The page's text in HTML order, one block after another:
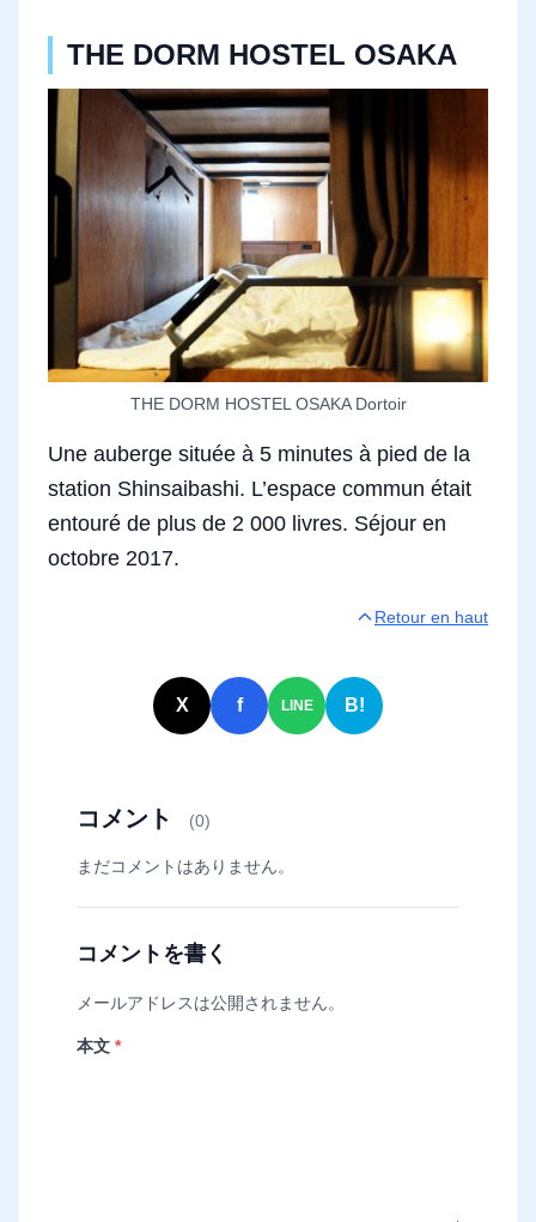
THE DORM HOSTEL OSAKA
THE DORM HOSTEL OSAKA Dortoir
Une auberge située à 5 minutes à pied de la
station Shinsaibashi. L’espace commun était
entouré de plus de 2 000 livres. Séjour en
octobre 2017.
Retour en haut
X f LINE B!
コメント (0)
まだコメントはありません。
コメントを書く
メールアドレスは公開されません。
本文 *